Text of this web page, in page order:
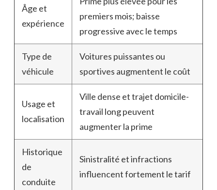
Âge et
expérience
premiers mois; baisse
progressive avec le temps
Type de
véhicule
Voitures puissantes ou
sportives augmentent le coût
Usage et
localisation
Ville dense et trajet domicile-
travail long peuvent
augmenter la prime
Historique
de
conduite
Sinistralité et infractions
influencent fortement le tarif